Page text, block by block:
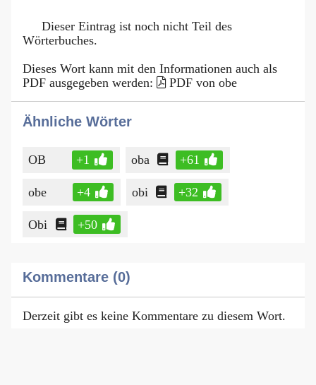
Dieser Eintrag ist noch nicht Teil des
Wörterbuches.
Dieses Wort kann mit den Informationen auch als
PDF ausgegeben werden:
PDF von obe
Ähnliche Wörter
OB +1 oba +61
obe +4 obi +32
Obi +50
Kommentare (0)
Derzeit gibt es keine Kommentare zu diesem Wort.